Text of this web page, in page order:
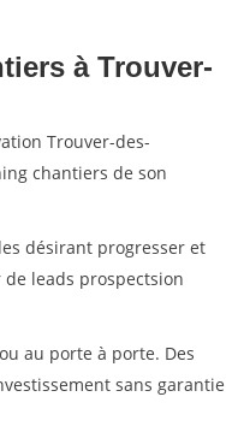
à Trouver-
Trouver-des-
chantiers de son
désirant progresser et
leads prospectsion
au porte à porte. Des
sans garantie